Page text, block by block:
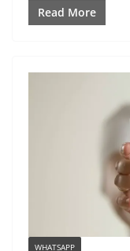
Read More
WHATSAPP